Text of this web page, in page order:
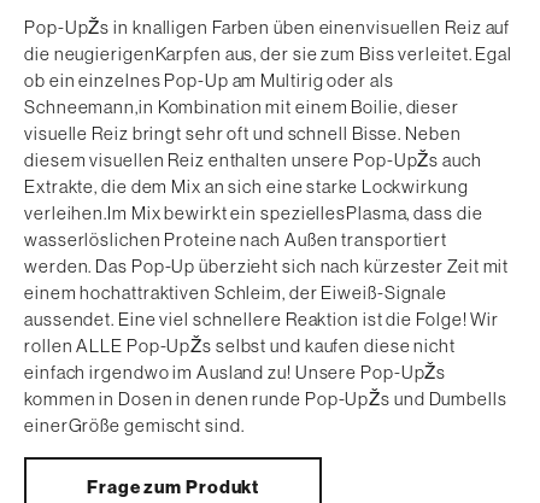
Pop-UpŽs in knalligen Farben üben einenvisuellen Reiz auf
die neugierigenKarpfen aus, der sie zum Biss verleitet. Egal
ob ein einzelnes Pop-Up am Multirig oder als
Schneemann,in Kombination mit einem Boilie, dieser
visuelle Reiz bringt sehr oft und schnell Bisse. Neben
diesem visuellen Reiz enthalten unsere Pop-UpŽs auch
Extrakte, die dem Mix an sich eine starke Lockwirkung
verleihen.Im Mix bewirkt ein speziellesPlasma, dass die
wasserlöslichen Proteine nach Außen transportiert
werden. Das Pop-Up überzieht sich nach kürzester Zeit mit
einem hochattraktiven Schleim, der Eiweiß-Signale
aussendet. Eine viel schnellere Reaktion ist die Folge! Wir
rollen ALLE Pop-UpŽs selbst und kaufen diese nicht
einfach irgendwo im Ausland zu! Unsere Pop-UpŽs
kommen in Dosen in denen runde Pop-UpŽs und Dumbells
einerGröße gemischt sind.
Frage zum Produkt